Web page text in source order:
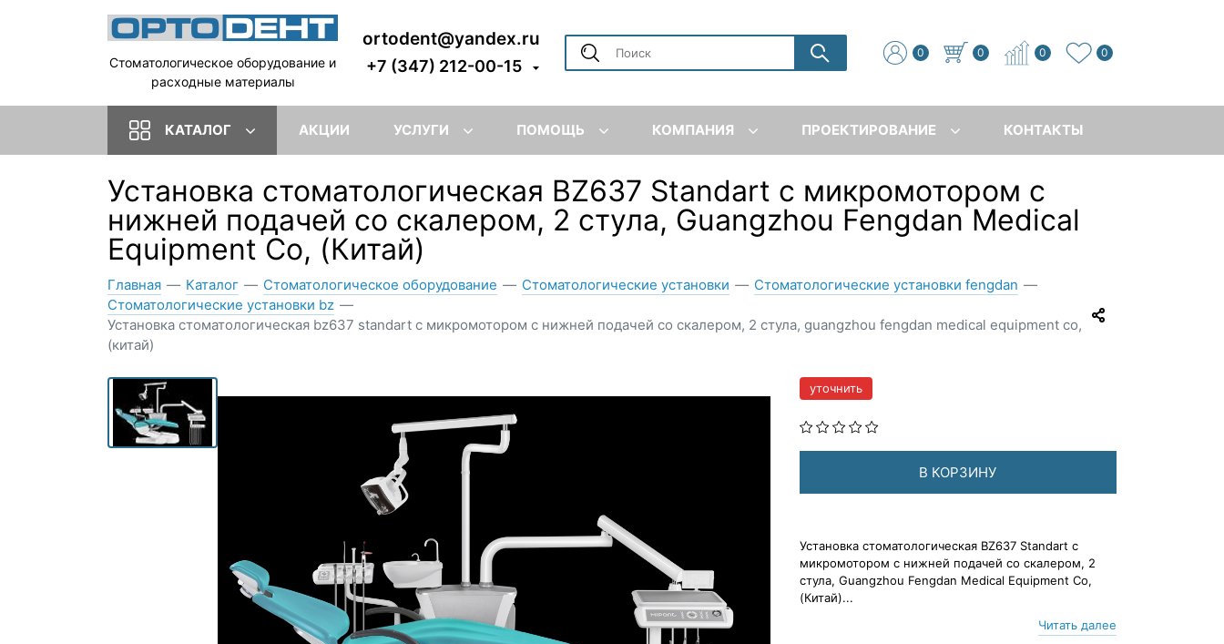
Стоматологическое оборудование и
расходные материалы
ortodent@yandex.ru
+7 (347) 212-00-15
0 0 0 0
КАТАЛОГ АКЦИИ УСЛУГИ ПОМОЩЬ КОМПАНИЯ ПРОЕКТИРОВАНИЕ КОНТАКТЫ
Установка стоматологическая BZ637 Standart с микромотором с
нижней подачей со скалером, 2 стула, Guangzhou Fengdan Medical
Equipment Co, (Китай)
Главная — Каталог — Стоматологическое оборудование — Стоматологические установки — Стоматологические установки fengdan —
Стоматологические установки bz —
Установка стоматологическая bz637 standart с микромотором с нижней подачей со скалером, 2 стула, guangzhou fengdan medical equipment co,
(китай)
уточнить
В КОРЗИНУ
Установка стоматологическая BZ637 Standart с
микромотором с нижней подачей со скалером, 2
стула, Guangzhou Fengdan Medical Equipment Co,
(Китай)...
Читать далее